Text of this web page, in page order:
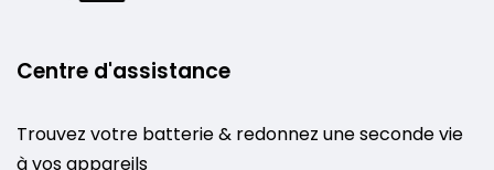
Centre d'assistance
Trouvez votre batterie & redonnez une seconde vie
à vos appareils